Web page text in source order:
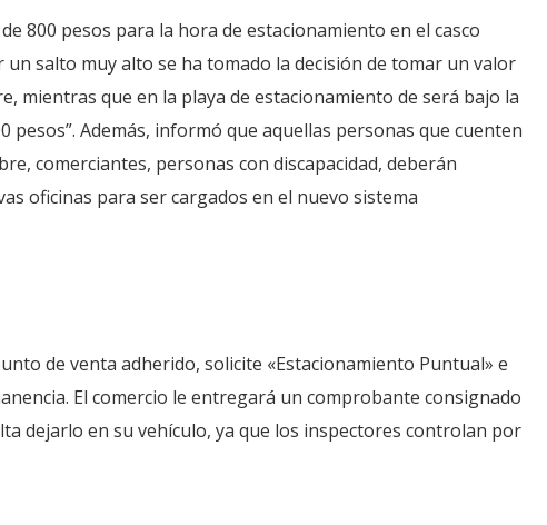
800 pesos para la hora de estacionamiento en el casco
un salto muy alto se ha tomado la decisión de tomar un valor
mientras que en la playa de estacionamiento de será bajo la
pesos”. Además, informó que aquellas personas que cuenten
comerciantes, personas con discapacidad, deberán
oficinas para ser cargados en el nuevo sistema
de venta adherido, solicite «Estacionamiento Puntual» e
El comercio le entregará un comprobante consignado
dejarlo en su vehículo, ya que los inspectores controlan por